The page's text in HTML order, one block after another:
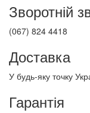
Зворотній
(067) 824 4418
Доставка
У будь-яку точку
Гарантія